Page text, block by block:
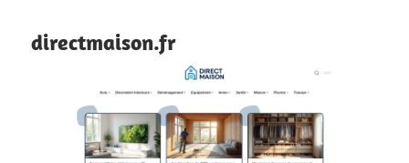
directmaison.fr